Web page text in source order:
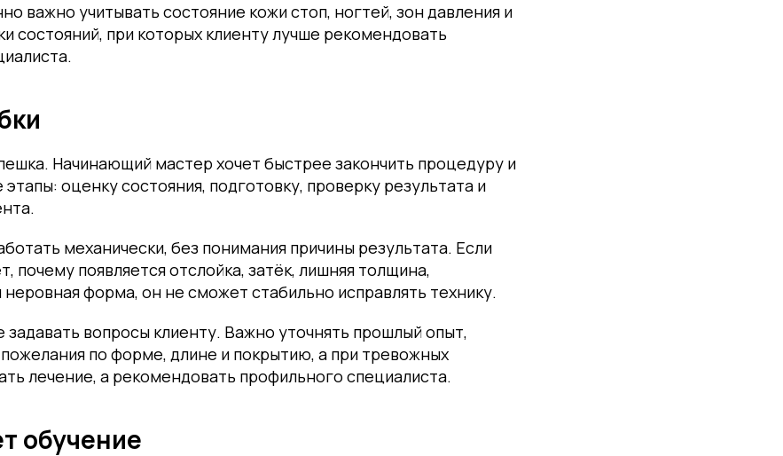
важно учитывать состояние кожи стоп, ногтей, зон давления и
состояний, при которых клиенту лучше рекомендовать
Начинающий мастер хочет быстрее закончить процедуру и
оценку состояния, подготовку, проверку результата и
механически, без понимания причины результата. Если
почему появляется отслойка, затёк, лишняя толщина,
форма, он не сможет стабильно исправлять технику.
вопросы клиенту. Важно уточнять прошлый опыт,
по форме, длине и покрытию, а при тревожных
лечение, а рекомендовать профильного специалиста.
обучение